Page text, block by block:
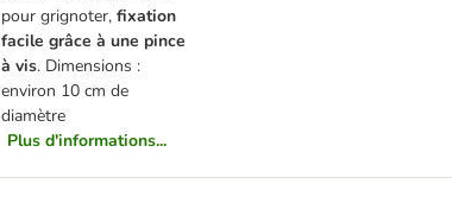
pour grignoter,fixation
facile grâce à une pince
à vis. Dimensions :
environ 10 cm de
diamètre
Plus d'informations...